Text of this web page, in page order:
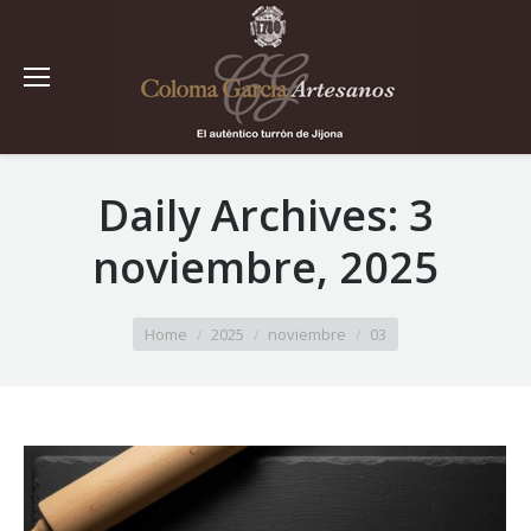
Daily Archives: 3
noviembre, 2025
Home 2025 noviembre 03